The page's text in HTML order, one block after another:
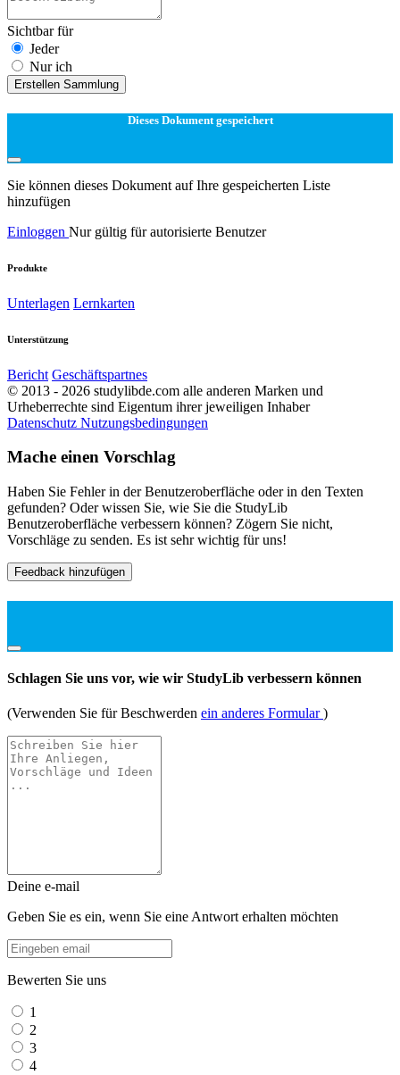
Sichtbar für
Jeder
Nur ich
Erstellen Sammlung
Dieses Dokument gespeichert
Sie können dieses Dokument auf Ihre gespeicherten Liste
hinzufügen
Einloggen Nur gültig für autorisierte Benutzer
Produkte
Unterlagen Lernkarten
Unterstützung
Bericht Geschäftspartnes
© 2013 - 2026 studylibde.com alle anderen Marken und
Urheberrechte sind Eigentum ihrer jeweiligen Inhaber
Datenschutz Nutzungsbedingungen
Mache einen Vorschlag
Haben Sie Fehler in der Benutzeroberfläche oder in den Texten
gefunden? Oder wissen Sie, wie Sie die StudyLib
Benutzeroberfläche verbessern können? Zögern Sie nicht,
Vorschläge zu senden. Es ist sehr wichtig für uns!
Feedback hinzufügen
Schlagen Sie uns vor, wie wir StudyLib verbessern können
(Verwenden Sie für Beschwerden ein anderes Formular)
Deine e-mail
Geben Sie es ein, wenn Sie eine Antwort erhalten möchten
Bewerten Sie uns
1
2
3
4